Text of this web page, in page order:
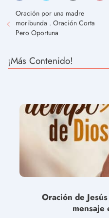
Oración por una madre
moribunda . Oración Corta
Pero Oportuna
¡Más Contenido!
Oración de
mensaje